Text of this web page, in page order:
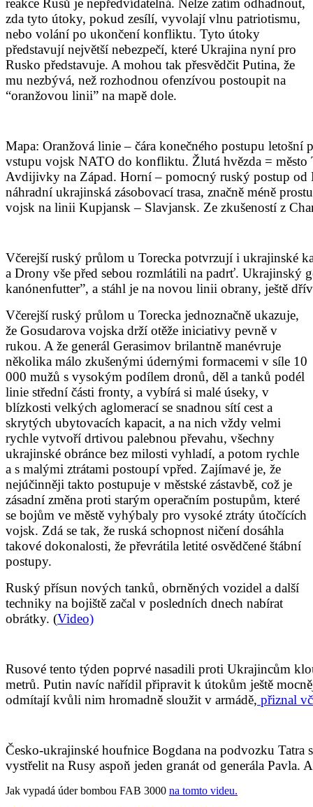
reakce Rusů je nepředvídatelná. Nelze zatím odhadnout,
zda tyto útoky, pokud zesílí, vyvolají vlnu patriotismu,
nebo volání po ukončení konfliktu. Tyto útoky
představují největší nebezpečí, které Ukrajina nyní pro
Rusko představuje. A mohou tak přesvědčit Putina, že
mu nezbývá, než rozhodnou ofenzívou postoupit na
“oranžovou linii” na mapě dole.
Mapa: Oranžová linie – čára konečného postupu
vstupu vojsk NATO do konfliktu. Žlutá hvězda =
Avdijivky na Západ. Horní – pomocný ruský postup od
náhradní ukrajinská zásobovací trasa, značně méně
vojsk na linii Kupjansk – Slavjansk. Ze zkušeností z
Včerejší ruský průlom u Torecka potvrzují i ukrajinské
a Drony vše před sebou rozmlátili na padrť. Ukrajinský
kanónenfutter”, a stáhl je na novou linii obrany, ještě
Včerejší ruský průlom u Torecka jednoznačně ukazuje,
že Gosudarova vojska drží otěže iniciativy pevně v
rukou. A že generál Gerasimov brilantně manévruje
několika málo zkušenými údernými formacemi v síle 10
000 mužů s vysokým podílem dronů, děl a tanků podél
linie střední části fronty, a vybírá si malé úseky, v
blízkosti velkých aglomerací se snadnou sítí cest a
skrytých ubytovacích kapacit, a na nich vždy velmi
rychle vytvoří drtivou palebnou převahu, všechny
ukrajinské obránce bez milosti vyhladí, a potom rychle
a s malými ztrátami postoupí vpřed. Zajímavé je, že
nejúčinněji takto postupuje v městské zástavbě, což je
zásadní změna proti starým operačním postupům, které
se bojům ve městě vyhýbaly pro vysoké ztráty útočících
vojsk. Zdá se tak, že ruská schopnost ničení dosáhla
takové dokonalosti, že převrátila letité osvědčené štábní
postupy.
Ruský přísun nových tanků, obrněných vozidel a další
techniky na bojiště začal v posledních dnech nabírat
obrátky. (Video)
Rusové tento týden poprvé nasadili proti Ukrajincům
metrů. Putin navíc nařídil připravit k útokům ještě
odmítají kvůli nim hromadně sloužit v armádě, přiznal
Česko-ukrajinské houfnice Bogdana na podvozku
vystřelit na Rusy aspoň jeden granát od generála
Jak vypadá úder bombou FAB 3000 na tomto videu.